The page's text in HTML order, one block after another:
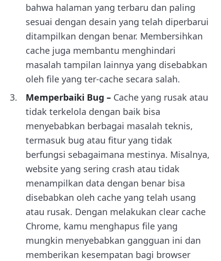
bahwa halaman yang terbaru dan paling
sesuai dengan desain yang telah diperbarui
ditampilkan dengan benar. Membersihkan
cache juga membantu menghindari
masalah tampilan lainnya yang disebabkan
oleh file yang ter-cache secara salah.
Memperbaiki Bug – Cache yang rusak atau
tidak terkelola dengan baik bisa
menyebabkan berbagai masalah teknis,
termasuk bug atau fitur yang tidak
berfungsi sebagaimana mestinya. Misalnya,
website yang sering crash atau tidak
menampilkan data dengan benar bisa
disebabkan oleh cache yang telah usang
atau rusak. Dengan melakukan clear cache
Chrome, kamu menghapus file yang
mungkin menyebabkan gangguan ini dan
memberikan kesempatan bagi browser